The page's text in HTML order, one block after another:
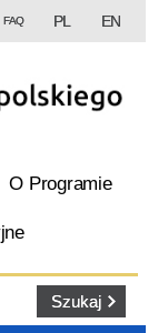
FAQ PL EN
O Programie